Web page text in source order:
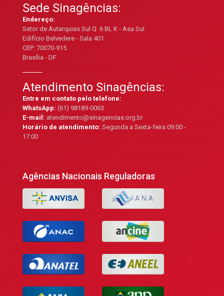
Sede Sinagências:
Endereço:
Setor de Autarquias Sul Q. 6 BL K - Asa Sul
Edifício Belvedere - Sala 401
CEP: 70070-915
Brasília - DF
Atendimento Sinagências:
Entre em contato pelo telefone:
WhatsApp:(61) 98189-0063
E-mail:atendimento@sinagencias.org.br
Horário de atendimento:Segunda a Sexta-feira 09:00 -
17:00
Agências Nacionais Reguladoras